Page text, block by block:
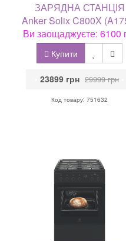
ЗАРЯДНА СТАНЦІЯ
Anker Solix C800X
Ви заощаджуєте: 6100
Купити
23899 грн 29999 грн
Код товару: 751632